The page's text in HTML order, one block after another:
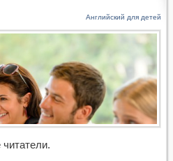
Английский для детей